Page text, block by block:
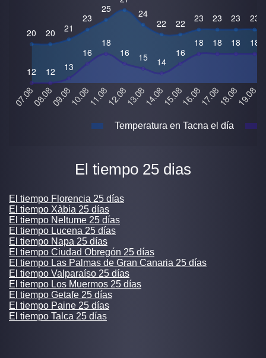
Temperatura en Tacna el día
El tiempo 25 dias
El tiempo Florencia 25 días
El tiempo Xàbia 25 días
El tiempo Neltume 25 días
El tiempo Lucena 25 días
El tiempo Napa 25 días
El tiempo Ciudad Obregón 25 días
El tiempo Las Palmas de Gran Canaria 25 días
El tiempo Valparaíso 25 días
El tiempo Los Muermos 25 días
El tiempo Getafe 25 días
El tiempo Paine 25 días
El tiempo Talca 25 días